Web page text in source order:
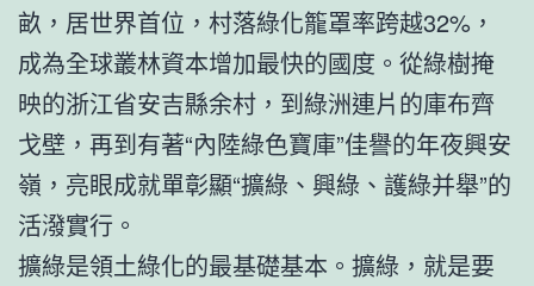
畝，居世界首位，村落綠化籠罩率跨越32%，
成為全球叢林資本增加最快的國度。從綠樹掩
映的浙江省安吉縣余村，到綠洲連片的庫布齊
戈壁，再到有著“內陸綠色寶庫”佳譽的年夜興安
嶺，亮眼成就單彰顯“擴綠、興綠、護綠并舉”的
活潑實行。
擴綠是領土綠化的最基礎基本。擴綠，就是要